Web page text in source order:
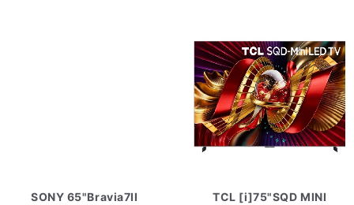
SONY 65"Bravia7II
TCL [i]75"SQD MINI